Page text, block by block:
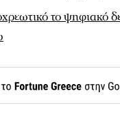
το ψηφιακό